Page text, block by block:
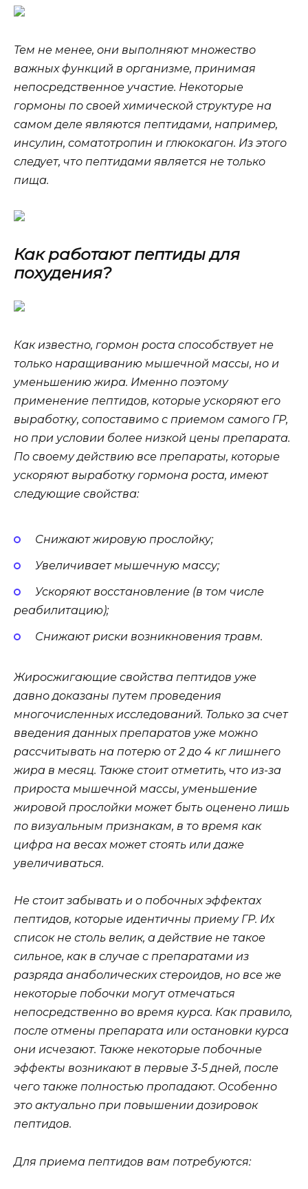
Тем не менее, они выполняют множество
важных функций в организме, принимая
непосредственное участие. Некоторые
гормоны по своей химической структуре на
самом деле являются пептидами, например,
инсулин, соматотропин и глюкокагон. Из этого
следует, что пептидами является не только
пища.
Как работают пептиды для
похудения?
Как известно, гормон роста способствует не
только наращиванию мышечной массы, но и
уменьшению жира. Именно поэтому
применение пептидов, которые ускоряют его
выработку, сопоставимо с приемом самого ГР,
но при условии более низкой цены препарата.
По своему действию все препараты, которые
ускоряют выработку гормона роста, имеют
следующие свойства:
Снижают жировую прослойку;
Увеличивает мышечную массу;
Ускоряют восстановление (в том числе
реабилитацию);
Снижают риски возникновения травм.
Жиросжигающие свойства пептидов уже
давно доказаны путем проведения
многочисленных исследований. Только за счет
введения данных препаратов уже можно
рассчитывать на потерю от 2 до 4 кг лишнего
жира в месяц. Также стоит отметить, что из-за
прироста мышечной массы, уменьшение
жировой прослойки может быть оценено лишь
по визуальным признакам, в то время как
цифра на весах может стоять или даже
увеличиваться.
Не стоит забывать и о побочных эффектах
пептидов, которые идентичны приему ГР. Их
список не столь велик, а действие не такое
сильное, как в случае с препаратами из
разряда анаболических стероидов, но все же
некоторые побочки могут отмечаться
непосредственно во время курса. Как правило,
после отмены препарата или остановки курса
они исчезают. Также некоторые побочные
эффекты возникают в первые 3-5 дней, после
чего также полностью пропадают. Особенно
это актуально при повышении дозировок
пептидов.
Для приема пептидов вам потребуются: